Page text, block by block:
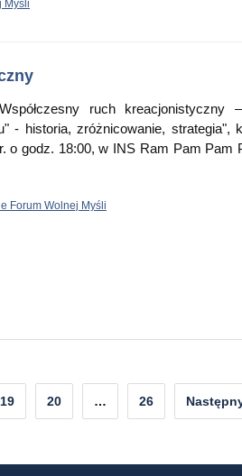
Myśli
ruch kreacjonistyczny
- historia, zróżnicowanie, strategia",
o godz. 18:00, w INS Ram Pam Pam
Forum Wolnej Myśli
19 20 … 26